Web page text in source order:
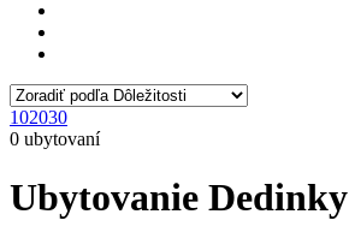
102030
0 ubytovaní
Ubytovanie Dedinky